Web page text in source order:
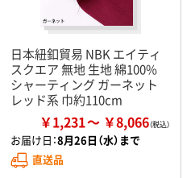
日本紐釦貿易 NBK エイティ
スクエア 無地 生地 綿100%
シャーティング ガーネット
レッド系 巾約110cm
￥1,231 ￥8,066
お届け日：8月26日（水）まで
直送品